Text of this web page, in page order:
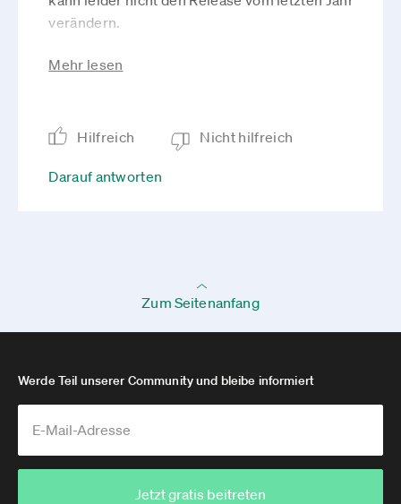
verändern.
TeXLive kriegt, ansonsten besteht immer die
Anpassungen, das Paket ist in TeX Live und
neuere TeX Live hat eine Containerlösung
Es existiert auch die volle Liste der
Dependencies, und der CI Testprozess läuft
verstehe, dass das nicht der Traum-Weg ist …
Fehler des ZUGFeRD Pakets.
Vieleicht beruhigt es… vielleicht nicht … aber an
der Art wie deine Distribution das ausliefert
Mehr lesen
Hilfreich Nicht hilfreich
Darauf antworten
Zum Seitenanfang
Werde Teil unserer Community und bleibe informiert
Jetzt gratis beitreten